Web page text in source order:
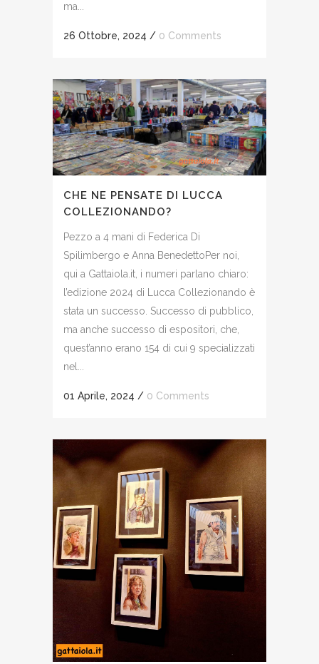
ma...
26 Ottobre, 2024 / 0 Comments
CHE NE PENSATE DI LUCCA
COLLEZIONANDO?
Pezzo a 4 mani di Federica Di
Spilimbergo e Anna BenedettoPer noi,
qui a Gattaiola.it, i numeri parlano chiaro:
l’edizione 2024 di Lucca Collezionando è
stata un successo. Successo di pubblico,
ma anche successo di espositori, che,
quest’anno erano 154 di cui 9 specializzati
nel...
01 Aprile, 2024 / 0 Comments